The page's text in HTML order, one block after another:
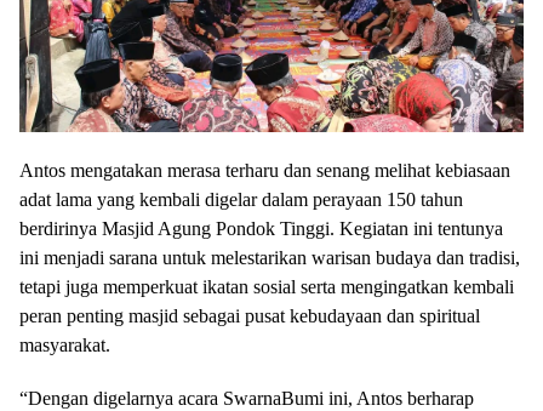
Antos mengatakan merasa terharu dan senang melihat kebiasaan
adat lama yang kembali digelar dalam perayaan 150 tahun
berdirinya Masjid Agung Pondok Tinggi. Kegiatan ini tentunya
ini menjadi sarana untuk melestarikan warisan budaya dan tradisi,
tetapi juga memperkuat ikatan sosial serta mengingatkan kembali
peran penting masjid sebagai pusat kebudayaan dan spiritual
masyarakat.
“Dengan digelarnya acara SwarnaBumi ini, Antos berharap